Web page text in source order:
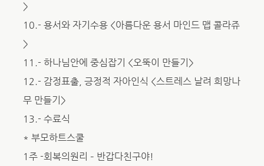
>
10.- 용서와 자기수용 <아름다운 용서 마인드 맵 콜라쥬
>
11.- 하나님안에 중심잡기 <오뚝이 만들기>
12.- 감정표출, 긍정적 자아인식 <스트레스 날려 희망나
무 만들기>
13.- 수료식
* 부모하트스쿨
1주 -회복의원리 – 반갑다친구야!